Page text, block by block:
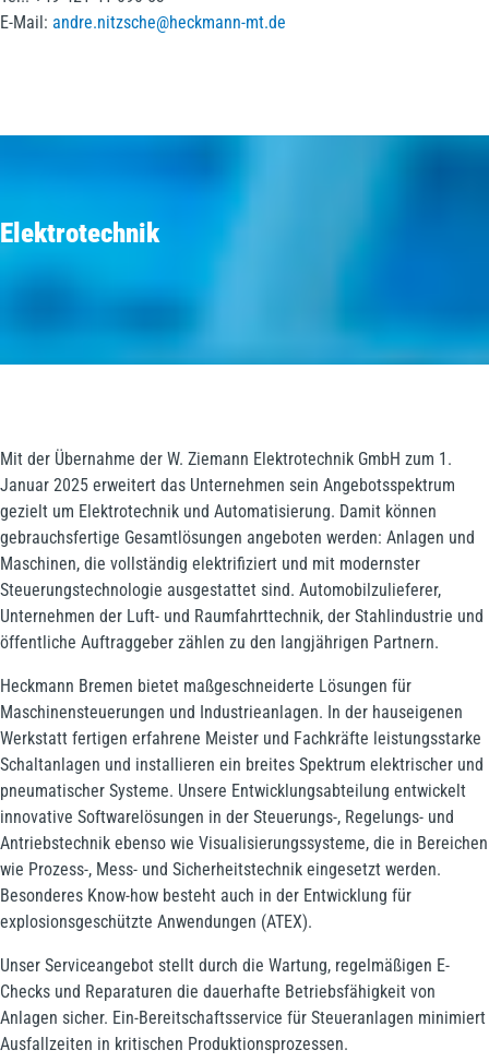
E-Mail: andre.nitzsche@heckmann-mt.de
Elektrotechnik
Mit der Übernahme der W. Ziemann Elektrotechnik GmbH zum 1.
Januar 2025 erweitert das Unternehmen sein Angebotsspektrum
gezielt um Elektrotechnik und Automatisierung. Damit können
gebrauchsfertige Gesamtlösungen angeboten werden: Anlagen und
Maschinen, die vollständig elektrifiziert und mit modernster
Steuerungstechnologie ausgestattet sind. Automobilzulieferer,
Unternehmen der Luft- und Raumfahrttechnik, der Stahlindustrie und
öffentliche Auftraggeber zählen zu den langjährigen Partnern.
Heckmann Bremen bietet maßgeschneiderte Lösungen für
Maschinensteuerungen und Industrieanlagen. In der hauseigenen
Werkstatt fertigen erfahrene Meister und Fachkräfte leistungsstarke
Schaltanlagen und installieren ein breites Spektrum elektrischer und
pneumatischer Systeme. Unsere Entwicklungsabteilung entwickelt
innovative Softwarelösungen in der Steuerungs-, Regelungs- und
Antriebstechnik ebenso wie Visualisierungssysteme, die in Bereichen
wie Prozess-, Mess- und Sicherheitstechnik eingesetzt werden.
Besonderes Know-how besteht auch in der Entwicklung für
explosionsgeschützte Anwendungen (ATEX).
Unser Serviceangebot stellt durch die Wartung, regelmäßigen E-
Checks und Reparaturen die dauerhafte Betriebsfähigkeit von
Anlagen sicher. Ein-Bereitschaftsservice für Steueranlagen minimiert
Ausfallzeiten in kritischen Produktionsprozessen.